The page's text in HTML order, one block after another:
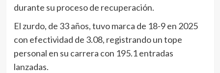
durante su proceso de recuperación.
El zurdo, de 33 años, tuvo marca de 18-9 en 2025
con efectividad de 3.08, registrando un tope
personal en su carrera con 195.1 entradas
lanzadas.